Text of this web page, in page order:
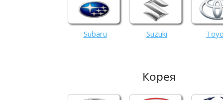
Subaru Suzuki
Корея